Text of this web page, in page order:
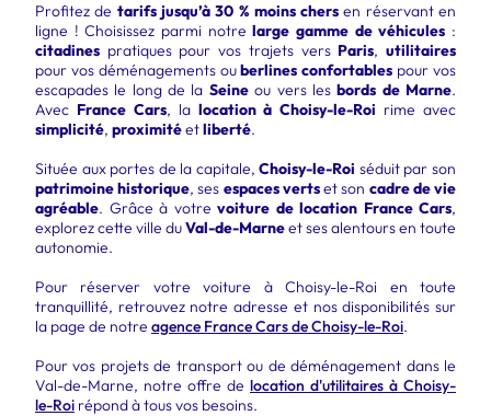
Profitez de tarifs jusqu’à 30 % moins chers en réservant en
ligne ! Choisissez parmi notrelarge gamme de véhicules :
citadines pratiques pour vos trajets vers Paris,utilitaires
pour vos déménagements ouberlines confortables pour vos
escapades le long de la Seineou vers lesbords de Marne.
Avec France Cars, la location à Choisy-le-Roi rime avec
simplicité, proximitéetliberté.
Située aux portes de la capitale,Choisy-le-Roi séduit par son
patrimoine historique, ses espaces vertset son cadre de vie
agréable. Grâce à votre voiture de location France Cars,
explorez cette ville duVal-de-Marneet ses alentours en toute
autonomie.
Pour réserver votre voiture à Choisy-le-Roi en toute
tranquillité, retrouvez notre adresse et nos disponibilités sur
la page de notre agence France Cars de Choisy-le-Roi.
Pour vos projets de transport ou de déménagement dans le
Val-de-Marne, notre offre de location d'utilitaires à Choisy-
le-Roi répond à tous vos besoins.